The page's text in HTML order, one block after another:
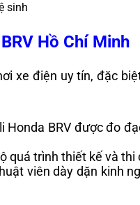
sinh
Hồ Chí Minh
xe điện uy tín, đặc
Honda BRV được đo
quá trình thiết kế và
viên dày dặn kinh